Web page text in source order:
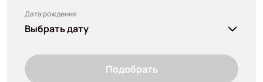
Дата рождения
Выбрать дату
Подобрать